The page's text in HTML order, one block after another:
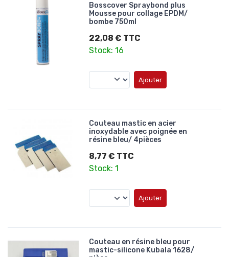
Bosscover Spraybond plus
Mousse pour collage EPDM/
bombe 750ml
22,08 € TTC
Stock: 16
Ajouter
Couteau mastic en acier
inoxydable avec poignée en
résine bleu/ 4pièces
8,77 € TTC
Stock: 1
Ajouter
Couteau en résine bleu pour
mastic-silicone Kubala 1628/